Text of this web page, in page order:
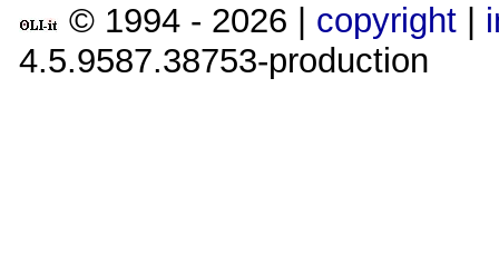
© 1994 - 2026 copyright
4.5.9587.38753-production